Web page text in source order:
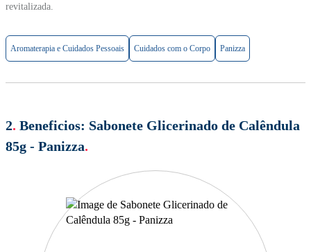
revitalizada.
Aromaterapia e Cuidados Pessoais Cuidados com o Corpo Panizza
2. Beneficios: Sabonete Glicerinado de Calêndula
85g - Panizza.